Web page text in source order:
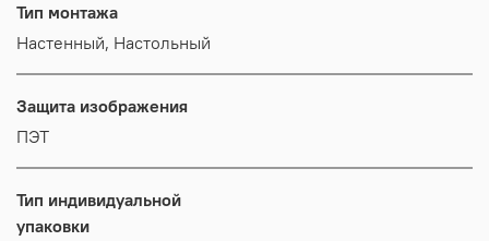
Тип монтажа
Настенный, Настольный
Защита изображения
ПЭТ
Тип индивидуальной
упаковки